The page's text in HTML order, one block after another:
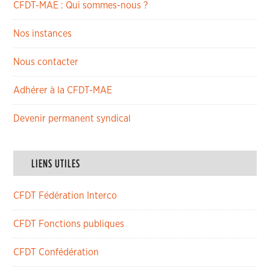
CFDT-MAE : Qui sommes-nous ?
Nos instances
Nous contacter
Adhérer à la CFDT-MAE
Devenir permanent syndical
LIENS UTILES
CFDT Fédération Interco
CFDT Fonctions publiques
CFDT Confédération